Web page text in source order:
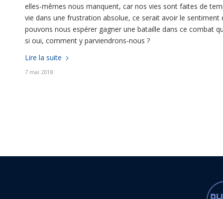
elles-mêmes nous manquent, car nos vies sont faites de
vie dans une frustration absolue, ce serait avoir le
pouvons nous espérer gagner une bataille dans ce combat
si oui, comment y parviendrons-nous ?
Lire la suite
7 mai 2018